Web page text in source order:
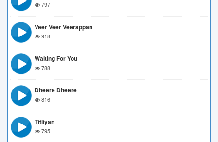
797
Veer Veer Veerappan
918
Waiting For You
788
Dheere Dheere
816
Titliyan
795